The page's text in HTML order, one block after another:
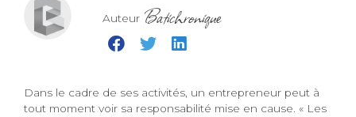
Auteur Batichronique
Dans le cadre de ses activités, un entrepreneur peut à
tout moment voir sa responsabilité mise en cause. « Les